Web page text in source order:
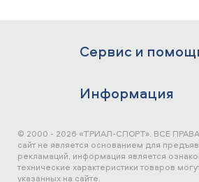
Сервис и
Информация
© 2000 - 2026 «ТРИАЛ-СПОРТ». ВСЕ
сайт не является основанием для
рекламаций, информация является
технические характеристики товаров
указанных на сайте.